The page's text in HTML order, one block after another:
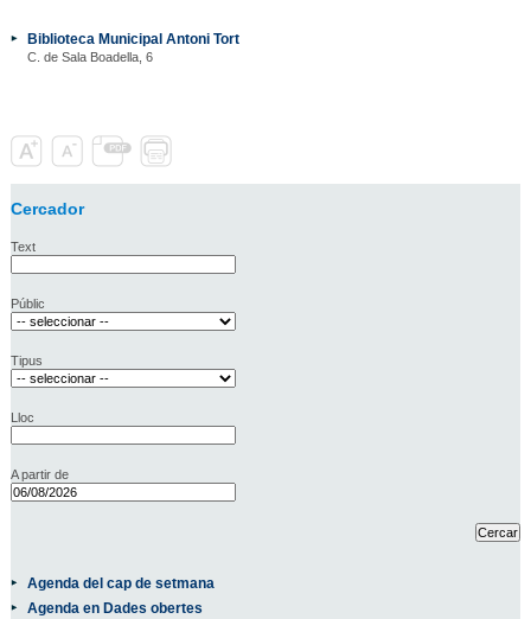
Biblioteca Municipal Antoni Tort
C. de Sala Boadella, 6
Cercador
Text
Públic
Tipus
Lloc
A partir de
Agenda del cap de setmana
Agenda en Dades obertes